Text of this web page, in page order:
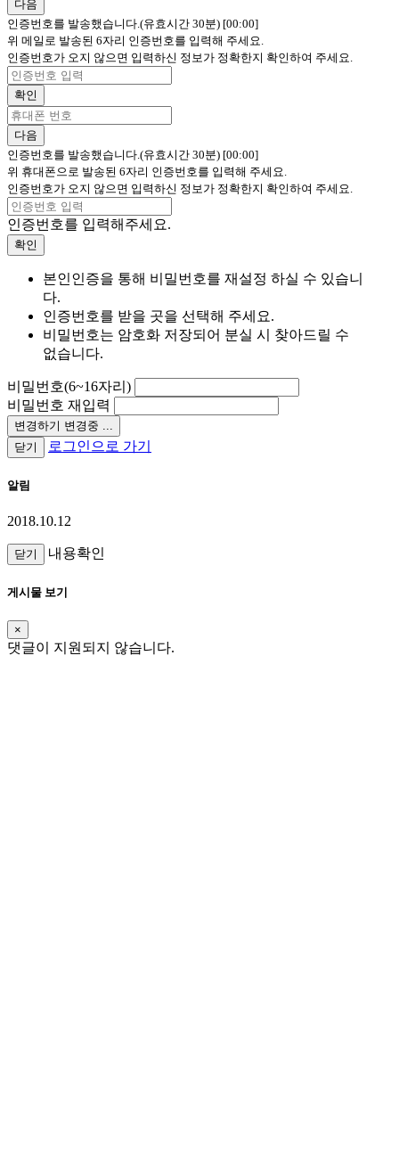
다음
인증번호를 발송했습니다.(유효시간 30분) [00:00]
위 메일로 발송된 6자리 인증번호를 입력해 주세요.
인증번호가 오지 않으면 입력하신 정보가 정확한지 확인하여 주세요.
확인
다음
인증번호를 발송했습니다.(유효시간 30분) [00:00]
위 휴대폰으로 발송된 6자리 인증번호를 입력해 주세요.
인증번호가 오지 않으면 입력하신 정보가 정확한지 확인하여 주세요.
인증번호를 입력해주세요.
확인
본인인증을 통해 비밀번호를 재설정 하실 수 있습니
다.
인증번호를 받을 곳을 선택해 주세요.
비밀번호는 암호화 저장되어 분실 시 찾아드릴 수
없습니다.
비밀번호(6~16자리)
비밀번호 재입력
변경하기 변경중 ...
닫기
로그인으로 가기
알림
2018.10.12
닫기 내용확인
게시물 보기
×
댓글이 지원되지 않습니다.